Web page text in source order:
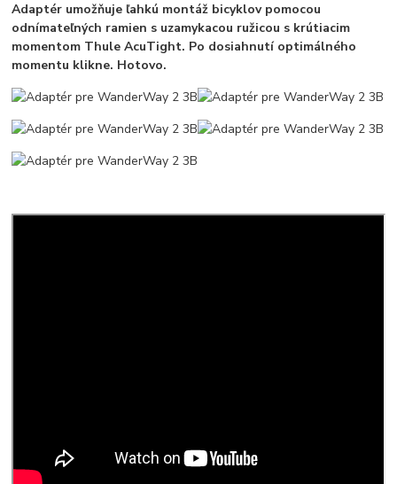
Adaptér umožňuje ľahkú montáž bicyklov pomocou
odnímateľných ramien s uzamykacou ružicou s krútiacim
momentom Thule AcuTight. Po dosiahnutí optimálného
momentu klikne. Hotovo.